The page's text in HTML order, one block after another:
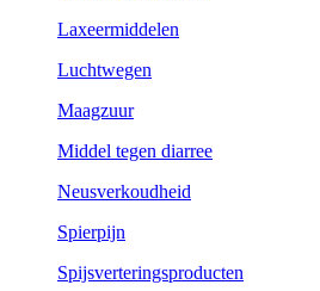
Laxeermiddelen
Luchtwegen
Maagzuur
Middel tegen diarree
Neusverkoudheid
Spierpijn
Spijsverteringsproducten